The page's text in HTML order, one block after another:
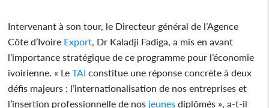
Intervenant à son tour, le Directeur général de l’Agence
Côte d’Ivoire Export , Dr Kaladji Fadiga, a mis en avant
l’importance stratégique de ce programme pour l’économie
ivoirienne. « LeTAI constitue une réponse concrète à deux
défis majeurs : l’internationalisation de nos entreprises et
l’insertion professionnelle de nos jeunes diplômés », a-t-il